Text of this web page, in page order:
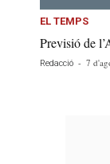
EL TEMPS
Previsió de
Redacció - 7